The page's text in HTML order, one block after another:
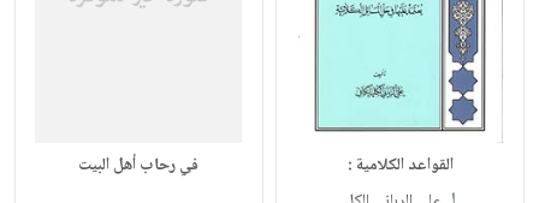
القواعد الكلامية : في رحاب أهل البيت